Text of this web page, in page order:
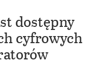
dostępny
cyfrowych